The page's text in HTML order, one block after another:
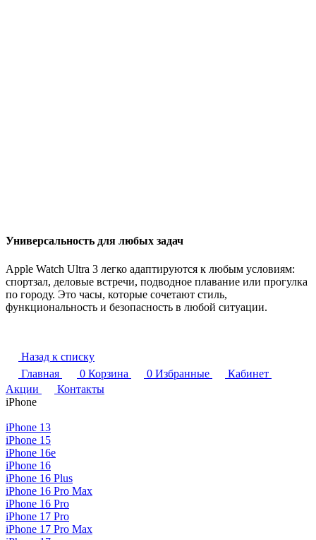
Универсальность для любых задач
Apple Watch Ultra 3 легко адаптируются к любым условиям:
спортзал, деловые встречи, подводное плавание или прогулка
по городу. Это часы, которые сочетают стиль,
функциональность и безопасность в любой ситуации.
Назад к списку
Главная
0 Корзина 0 Избранные
Кабинет
Акции
Контакты
iPhone
iPhone 13
iPhone 15
iPhone 16e
iPhone 16
iPhone 16 Plus
iPhone 16 Pro Max
iPhone 16 Pro
iPhone 17 Pro
iPhone 17 Pro Max